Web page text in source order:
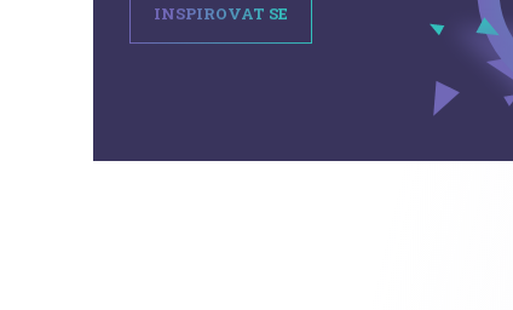
INSPIROVAT SE